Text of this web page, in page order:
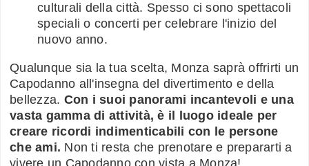
culturali della città. Spesso ci sono spettacoli
speciali o concerti per celebrare l'inizio del
nuovo anno.
Qualunque sia la tua scelta, Monza saprà offrirti un
Capodanno all'insegna del divertimento e della
bellezza. Con i suoi panorami incantevoli e una
vasta gamma di attività, è il luogo ideale per
creare ricordi indimenticabili con le persone
che ami. Non ti resta che prenotare e prepararti a